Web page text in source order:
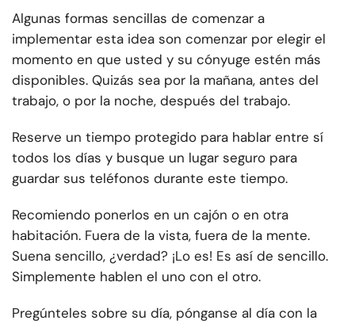
Algunas formas sencillas de comenzar a
implementar esta idea son comenzar por elegir el
momento en que usted y su cónyuge estén más
disponibles. Quizás sea por la mañana, antes del
trabajo, o por la noche, después del trabajo.
Reserve un tiempo protegido para hablar entre sí
todos los días y busque un lugar seguro para
guardar sus teléfonos durante este tiempo.
Recomiendo ponerlos en un cajón o en otra
habitación. Fuera de la vista, fuera de la mente.
Suena sencillo, ¿verdad? ¡Lo es! Es así de sencillo.
Simplemente hablen el uno con el otro.
Pregúnteles sobre su día, pónganse al día con la